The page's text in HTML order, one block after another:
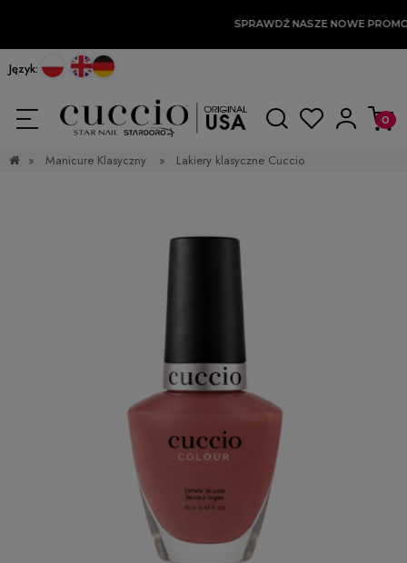
SPRAWDŹ NASZE NOWE
Język:
» Manicure Klasyczny » Lakiery klasyczne Cuccio